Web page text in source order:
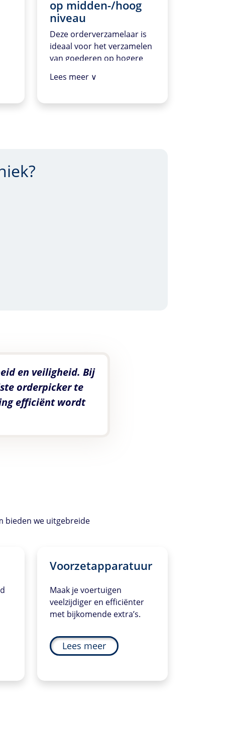
op midden-/hoog
niveau
Deze orderverzamelaar is
ideaal voor het verzamelen
van goederen op hogere
Het biedt een veilige en
op middelhoge en hoge
Lees meer ∨
en veiligheid. Bij
orderpicker te
efficiënt wordt
bieden we uitgebreide
Voorzetapparatuur
Maak je voertuigen
veelzijdiger en efficiënter
met bijkomende extra’s.
Lees meer